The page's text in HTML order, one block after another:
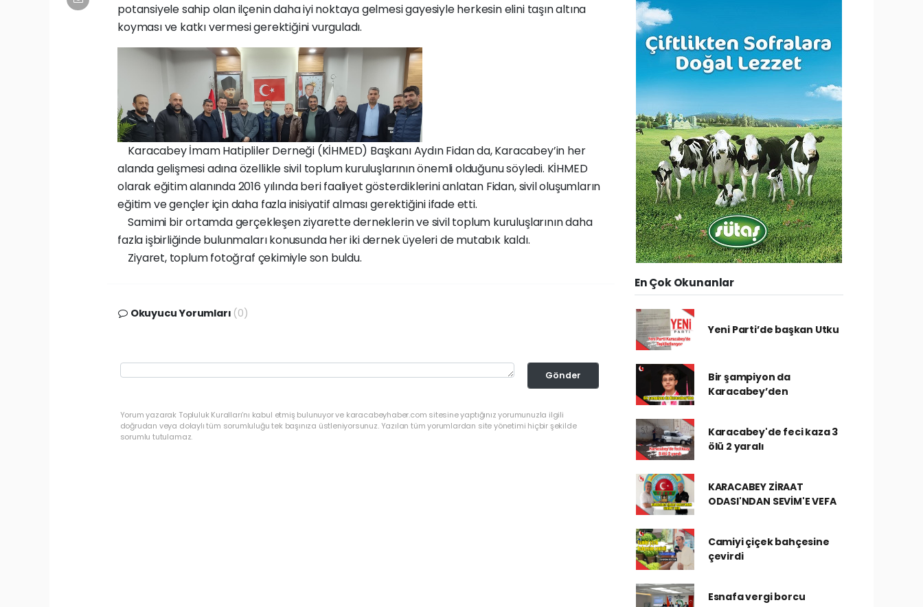
potansiyele sahip olan ilçenin daha iyi noktaya gelmesi gayesiyle herkesin elini taşın altına
koyması ve katkı vermesi gerektiğini vurguladı.
Karacabey İmam Hatipliler Derneği (KİHMED) Başkanı Aydın Fidan da, Karacabey’in her
alanda gelişmesi adına özellikle sivil toplum kuruluşlarının önemli olduğunu söyledi. KİHMED
olarak eğitim alanında 2016 yılında beri faaliyet gösterdiklerini anlatan Fidan, sivil oluşumların
eğitim ve gençler için daha fazla inisiyatif alması gerektiğini ifade etti.
Samimi bir ortamda gerçekleşen ziyarette derneklerin ve sivil toplum kuruluşlarının daha
fazla işbirliğinde bulunmaları konusunda her iki dernek üyeleri de mutabık kaldı.
Ziyaret, toplum fotoğraf çekimiyle son buldu.
Okuyucu Yorumları (0)
Gönder
Yorum yazarak Topluluk Kuralları’nı kabul etmiş bulunuyor ve karacabeyhaber.com sitesine yaptığınız yorumunuzla ilgili
doğrudan veya dolaylı tüm sorumluluğu tek başınıza üstleniyorsunuz. Yazılan tüm yorumlardan site yönetimi hiçbir şekilde
sorumlu tutulamaz.
En Çok Okunanlar
Yeni Parti’de başkan Utku
Bir şampiyon da
Karacabey’den
Karacabey'de feci kaza 3
ölü 2 yaralı
KARACABEY ZİRAAT
ODASI'NDAN SEVİM'E VEFA
Camiyi çiçek bahçesine
çevirdi
Esnafa vergi borcu